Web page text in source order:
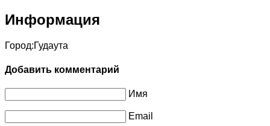
Информация
Город:Гудаута
Добавить комментарий
Имя
Email